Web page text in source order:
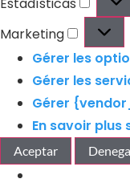
Marketing
Gérer les
Gérer les
Gérer
En savoir plus
Aceptar